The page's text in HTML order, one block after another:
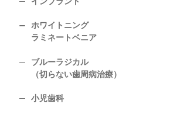
ホワイトニング
ラミネートベニア
ブルーラジカル
（切らない歯周病治療）
小児歯科